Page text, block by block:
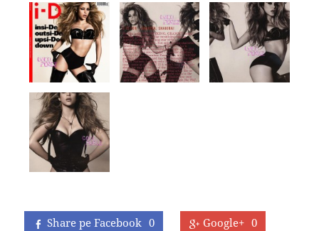
Share pe Facebook 0 Google+ 0